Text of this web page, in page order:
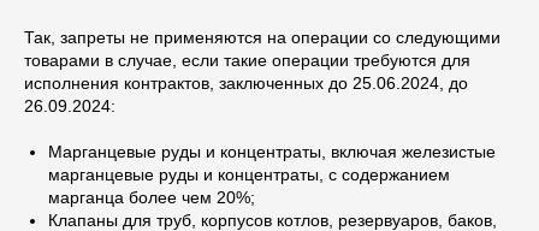
Так, запреты не применяются на операции со следующими
товарами в случае, если такие операции требуются для
исполнения контрактов, заключенных до 25.06.2024, до
26.09.2024:
Марганцевые руды и концентраты, включая железистые
марганцевые руды и концентраты, с содержанием
марганца более чем 20%;
Клапаны для труб, корпусов котлов, резервуаров, баков,